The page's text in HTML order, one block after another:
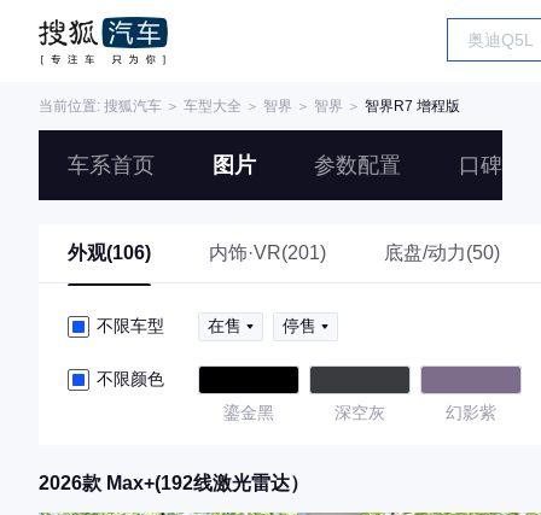
当前位置: 搜狐汽车 ＞ 车型大全 ＞ 智界 ＞ 智界 ＞ 智界R7 增程版
车系首页 图片 参数配置 口碑
外观(106) 内饰·VR(201) 底盘/动力(50)
不限车型 在售 停售
不限颜色
鎏金黑
深空灰 幻影紫
2026款 Max+(192线激光雷达）